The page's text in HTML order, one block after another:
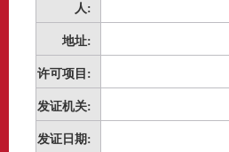
人:
地址:
许可项目:
发证机关:
发证日期: